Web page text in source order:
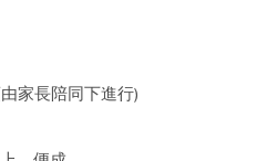
家長陪同下進行)